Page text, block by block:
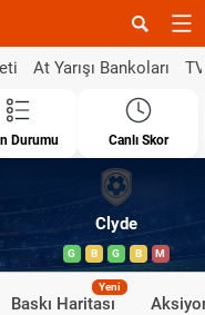
At Yarışı Bankoları
Durumu Canlı Skor
Clyde
G B G B M
Baskı Haritası
Yeni